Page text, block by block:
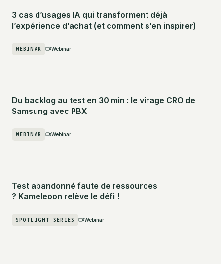
3 cas d’usages IA qui transforment déjà
l’expérience d’achat (et comment s’en inspirer)
WEBINAR Webinar
Du backlog au test en 30 min : le virage CRO de
Samsung avec PBX
WEBINAR Webinar
Test abandonné faute de ressources
? Kameleoon relève le défi !
SPOTLIGHT SERIES Webinar